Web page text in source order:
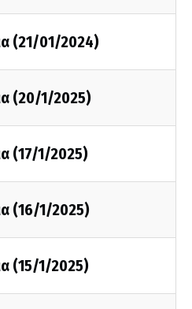
(21/01/2024)
(20/1/2025)
(17/1/2025)
(16/1/2025)
(15/1/2025)